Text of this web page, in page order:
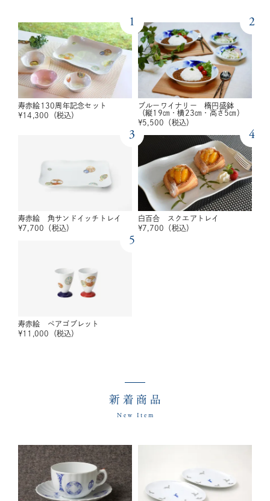
1
寿赤絵130周年記念セット
¥14,300 （税込）
2
ブルーワイナリー 楕円盛鉢
（縦19㎝・横23㎝・高さ5㎝）
¥5,500 （税込）
3
寿赤絵 角サンドイッチトレイ
¥7,700 （税込）
4
白百合 スクエアトレイ
¥7,700 （税込）
5
寿赤絵 ペアゴブレット
¥11,000 （税込）
新着商品
New Item